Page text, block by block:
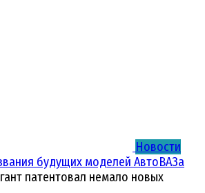
Новости
будущих моделей АвтоВАЗа
патентовал немало новых